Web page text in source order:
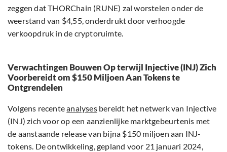
zeggen dat THORChain (RUNE) zal worstelen onder de
weerstand van $4,55, onderdrukt door verhoogde
verkoopdruk in de cryptoruimte.
Verwachtingen Bouwen Op terwijl Injective (INJ) Zich
Voorbereidt om $150 Miljoen Aan Tokens te
Ontgrendelen
Volgens recenteanalysesbereidt het netwerk van Injective
(INJ) zich voor op een aanzienlijke marktgebeurtenis met
de aanstaande release van bijna $150 miljoen aan INJ-
tokens. De ontwikkeling, gepland voor 21 januari 2024,